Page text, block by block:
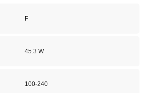
F
45.3 W
100-240